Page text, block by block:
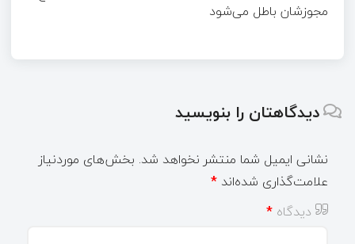
مجوزشان باطل می‌شود
دیدگاهتان را بنویسید
نشانی ایمیل شما منتشر نخواهد شد. بخش‌های موردنیاز
علامت‌گذاری شده‌اند *
دیدگاه *